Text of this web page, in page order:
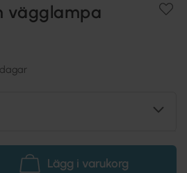
vägglampa
Lägg i varukorg